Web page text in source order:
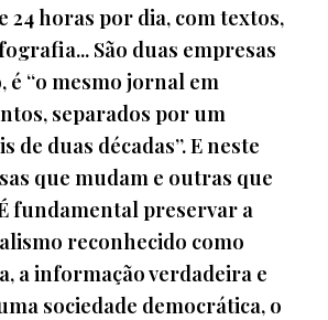
24 horas por dia, com textos,
São duas empresas
é “o mesmo jornal em
separados por um
de duas décadas”. E neste
que mudam e outras que
fundamental preservar a
reconhecido como
a informação verdadeira e
sociedade democrática, o